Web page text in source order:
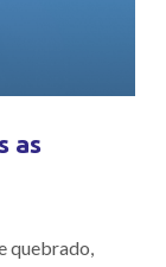
as
quebrado,